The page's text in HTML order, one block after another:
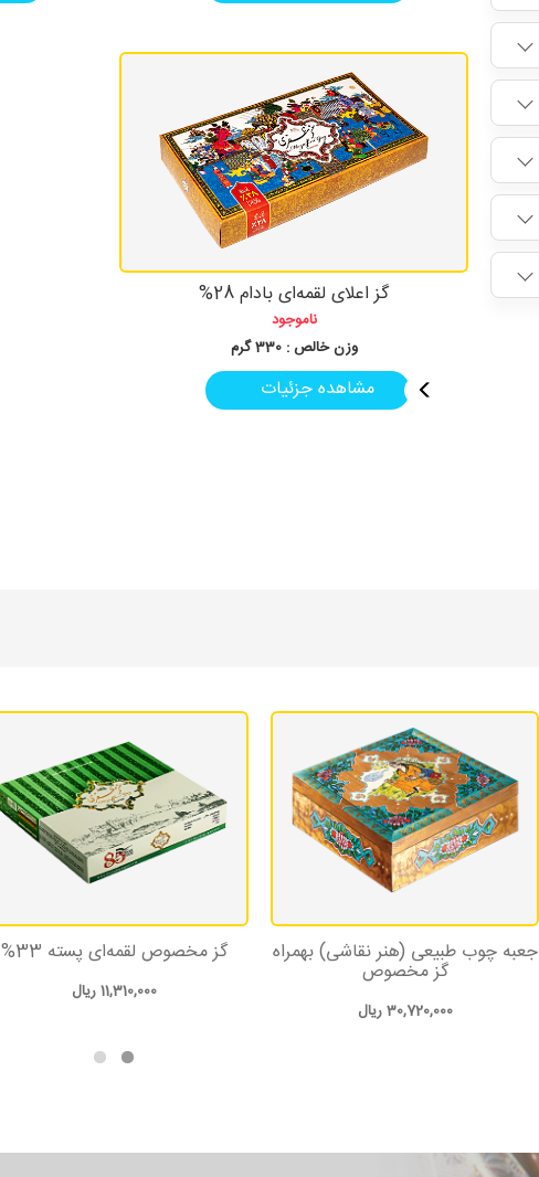
گز اعلای لقمه‌ای بادام 28%
ناموجود
وزن خالص : 330 گرم
مشاهده جزئیات
گز مخصوص لقمه‌ای پسته 33%
11,310,000ریال
جعبه چوب طبیعی (هنر نقاشی) بهمراه
گز مخصوص
30,720,000ریال